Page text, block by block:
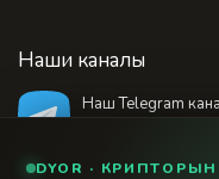
Наши каналы
Наш Telegram
DYOR ·